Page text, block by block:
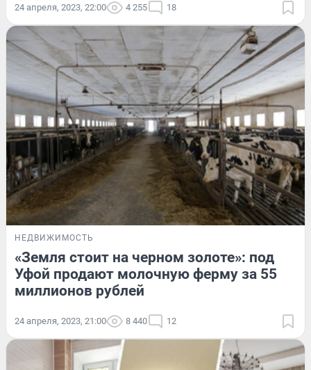
24 апреля, 2023, 22:00 4 255 18
НЕДВИЖИМОСТЬ
«Земля стоит на черном золоте»: под
Уфой продают молочную ферму за 55
миллионов рублей
24 апреля, 2023, 21:00 8 440 12